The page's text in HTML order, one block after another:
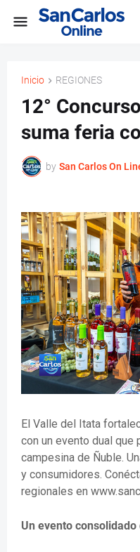
Inicio REGIONES
12°
suma feria
by San Carlos On
El Valle del Itata
con un evento dual que
campesina de Ñuble.
y consumidores.
regionales en
Un evento consolidado